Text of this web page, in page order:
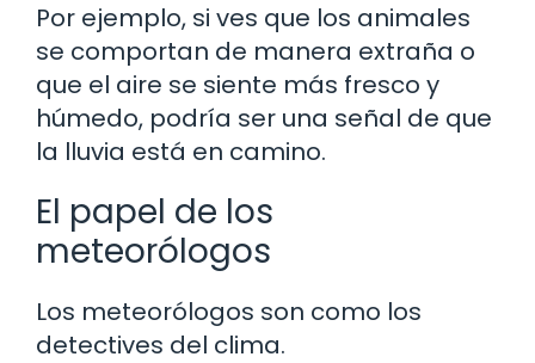
Por ejemplo, si ves que los animales
se comportan de manera extraña o
que el aire se siente más fresco y
húmedo, podría ser una señal de que
la lluvia está en camino.
El papel de los
meteorólogos
Los meteorólogos son como los
detectives del clima.